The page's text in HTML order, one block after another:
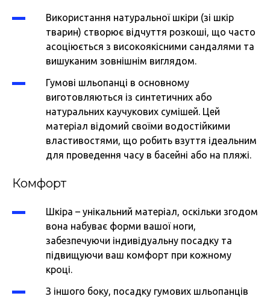
Використання натуральної шкіри (зі шкір
тварин) створює відчуття розкоші, що часто
асоціюється з високоякісними сандалями та
вишуканим зовнішнім виглядом.
Гумові шльопанці в основному
виготовляються із синтетичних або
натуральних каучукових сумішей. Цей
матеріал відомий своїми водостійкими
властивостями, що робить взуття ідеальним
для проведення часу в басейні або на пляжі.
Комфорт
Шкіра – унікальний матеріал, оскільки згодом
вона набуває форми вашої ноги,
забезпечуючи індивідуальну посадку та
підвищуючи ваш комфорт при кожному
кроці.
З іншого боку, посадку гумових шльопанців